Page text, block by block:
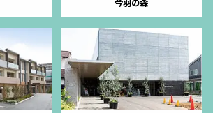
今羽の森